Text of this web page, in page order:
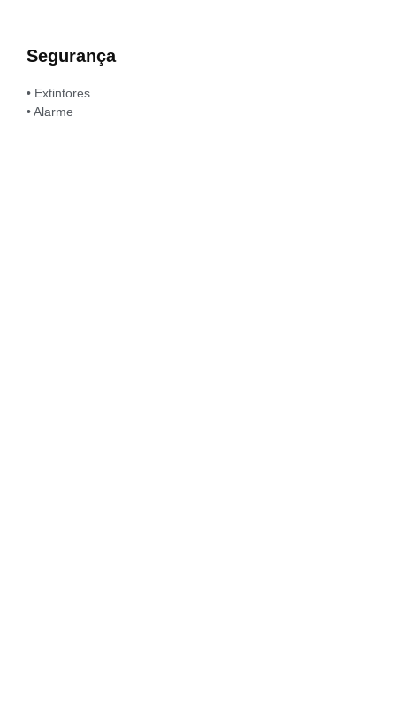
Segurança
• Extintores
• Alarme